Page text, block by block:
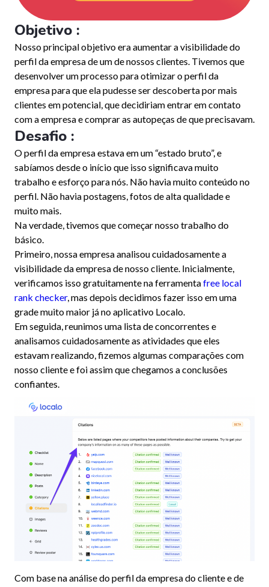
Objetivo :
Nosso principal objetivo era aumentar a visibilidade do
perfil da empresa de um de nossos clientes. Tivemos que
desenvolver um processo para otimizar o perfil da
empresa para que ela pudesse ser descoberta por mais
clientes em potencial, que decidiriam entrar em contato
com a empresa e comprar as autopeças de que precisavam.
Desafio :
O perfil da empresa estava em um “estado bruto”, e
sabíamos desde o início que isso significava muito
trabalho e esforço para nós. Não havia muito conteúdo no
perfil. Não havia postagens, fotos de alta qualidade e
muito mais.
Na verdade, tivemos que começar nosso trabalho do
básico.
Primeiro, nossa empresa analisou cuidadosamente a
visibilidade da empresa de nosso cliente. Inicialmente,
verificamos isso gratuitamente na ferramentafree local
rank checker, mas depois decidimos fazer isso em uma
grade muito maior já no aplicativo Localo.
Em seguida, reunimos uma lista de concorrentes e
analisamos cuidadosamente as atividades que eles
estavam realizando, fizemos algumas comparações com
nosso cliente e foi assim que chegamos a conclusões
confiantes.
Com base na análise do perfil da empresa do cliente e de